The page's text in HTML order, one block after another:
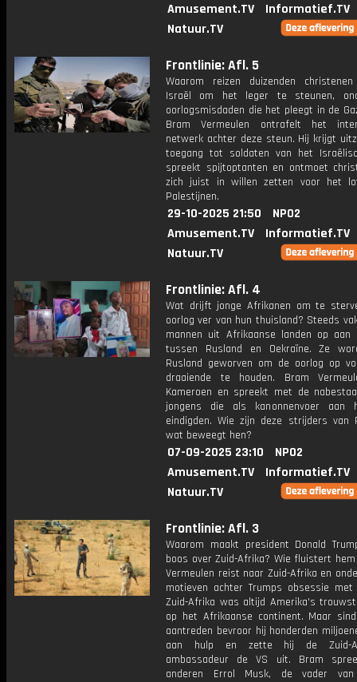
Amusement.TV
Informatief.TV
Natuur.TV
Frontlinie: Afl. 5
Waarom reizen duizenden
Israël om het leger te steunen,
oorlogsmisdaden die het pleegt in de
Bram Vermeulen ontrafelt het
netwerk achter deze steun. Hij krijgt
toegang tot soldaten van het
spreekt spijtoptanten en ontmoet
zich juist in willen zetten voor het
Palestijnen.
29-10-2025 21:50
NPO2
Amusement.TV
Informatief.TV
Natuur.TV
Frontlinie: Afl. 4
Wat drijft jonge Afrikanen om te
oorlog ver van hun thuisland? Steeds
mannen uit Afrikaanse landen op
tussen Rusland en Oekraïne. Ze
Rusland geworven om de oorlog op
draaiende te houden. Bram
Kameroen en spreekt met de
jongens die als kanonnenvoer aan
eindigden. Wie zijn deze strijders van
wat beweegt hen?
07-09-2025 23:10
NPO2
Amusement.TV
Informatief.TV
Natuur.TV
Frontlinie: Afl. 3
Waarom maakt president Donald
boos over Zuid-Afrika? Wie fluistert
Vermeulen reist naar Zuid-Afrika en
motieven achter Trumps obsessie
Zuid-Afrika was altijd Amerika's
op het Afrikaanse continent. Maar
aantreden bevroor hij honderden
aan hulp en zette hij de Zuid-
ambassadeur de VS uit. Bram
anderen Errol Musk, de vader